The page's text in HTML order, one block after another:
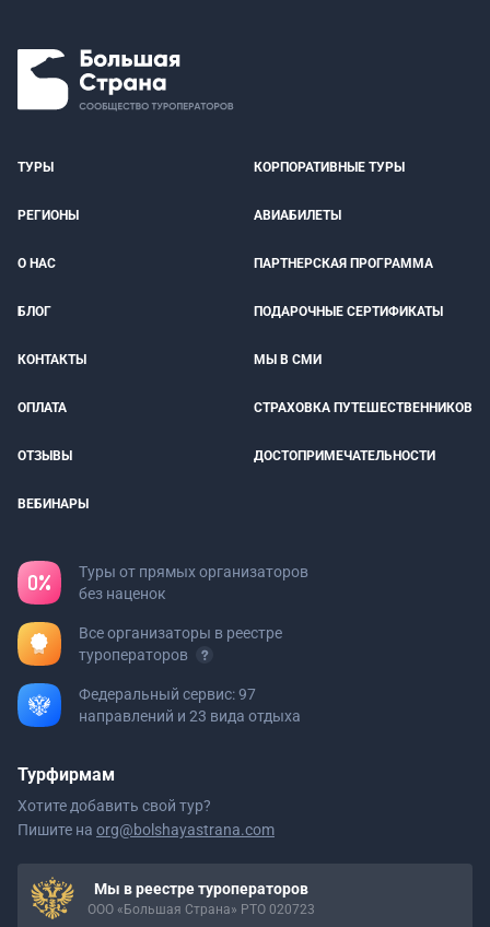
ТУРЫ КОРПОРАТИВНЫЕ ТУРЫ
РЕГИОНЫ АВИАБИЛЕТЫ
О НАС ПАРТНЕРСКАЯ ПРОГРАММА
БЛОГ ПОДАРОЧНЫЕ СЕРТИФИКАТЫ
КОНТАКТЫ МЫ В СМИ
ОПЛАТА СТРАХОВКА ПУТЕШЕСТВЕННИКОВ
ОТЗЫВЫ ДОСТОПРИМЕЧАТЕЛЬНОСТИ
ВЕБИНАРЫ
Туры от прямых организаторов
без наценок
Все организаторы в реестре
туроператоров
Федеральный сервис: 97
направлений и 23 вида отдыха
Турфирмам
Хотите добавить свой тур?
Пишите на org@bolshayastrana.com
Мы в реестре туроператоров
ООО «Большая Страна» РТО 020723